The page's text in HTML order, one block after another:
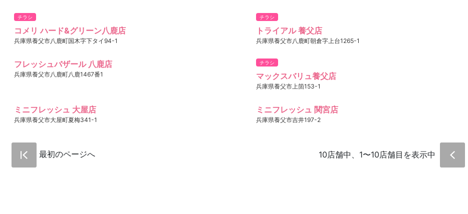
チラシ
コメリ ハード&グリーン八鹿店
兵庫県養父市八鹿町国木字下タイ94-1
チラシ
トライアル 養父店
兵庫県養父市八鹿町朝倉字上台1265-1
フレッシュバザール 八鹿店
兵庫県養父市八鹿町八鹿1467番1
チラシ
マックスバリュ養父店
兵庫県養父市上箇153-1
ミニフレッシュ 大屋店
兵庫県養父市大屋町夏梅341-1
ミニフレッシュ 関宮店
兵庫県養父市吉井197-2
最初のページへ 10店舗中、1〜10店舗目を表示中